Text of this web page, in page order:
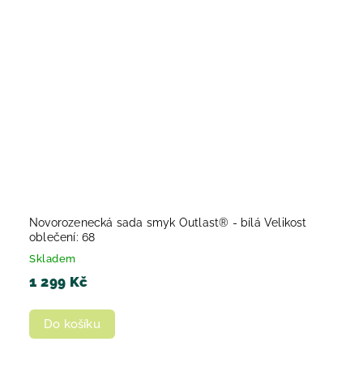
Novorozenecká sada smyk Outlast® - bílá Velikost
oblečení: 68
Skladem
1 299 Kč
Do košíku